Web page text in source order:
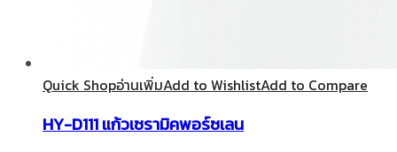
Quick Shopอ่านเพิ่มAdd to WishlistAdd to Compare
HY-D111 แก้วเซรามิคพอร์ซเลน